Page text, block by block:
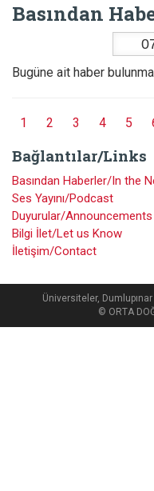
Basından
Bugüne ait haber
1 2 3 4 5
Bağlantılar/Links
Basından Haberler/In the
Ses Yayını/Podcast
Duyurular/Announcements
Bilgi İlet/Let us Know
İletişim/Contact
Üniversiteler,
© ORTA